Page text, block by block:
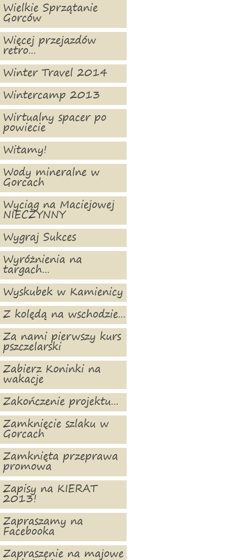
Wielkie Sprzątanie
Gorców
Więcej przejazdów
retro...
Winter Travel 2014
Wintercamp 2013
Wirtualny spacer po
powiecie
Witamy!
Wody mineralne w
Gorcach
Wyciąg na Maciejowej
NIECZYNNY
Wygraj Sukces
Wyróżnienia na
targach...
Wyskubek w Kamienicy
Z kolędą na wschodzie...
Za nami pierwszy kurs
pszczelarski
Zabierz Koninki na
wakacje
Zakończenie projektu...
Zamknięcie szlaku w
Gorcach
Zamknięta przeprawa
promowa
Zapisy na KIERAT
2013!
Zapraszamy na
Facebooka
Zapraszenie na majowe